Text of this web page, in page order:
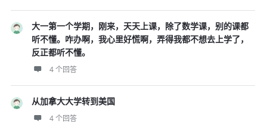
大一第一个学期，刚来，天天上课，除了数学课，别的课都
听不懂。咋办啊，我心里好慌啊，弄得我都不想去上学了，
反正都听不懂。
4 个回答
从加拿大大学转到美国
4 个回答